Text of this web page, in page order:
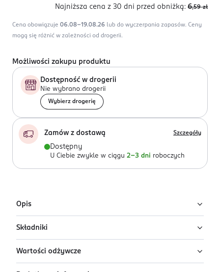
Najniższa cena z 30 dni przed obniżką: 6,59 zł
Cena obowiązuje 06.08-19.08.26 lub do wyczerpania zapasów. Ceny
mogą się różnić w zależności od drogerii.
Możliwości zakupu produktu
Dostępność w drogerii
Nie wybrano drogerii
Wybierz drogerię
Zamów z dostawą Szczegóły
Dostępny
U Ciebie zwykle w ciągu 2-3 dni roboczych
Opis
Wołowinka po staropolsku z kaszą. Czy wiesz, że… twój
maluch ma 2 razy więcej kubków smakowych niż
dorosły? Wykorzystaj dobrze czas jego wyjątkowej
wrażliwości na smaki. Jeśli we wczesnym dzieciństwie
Składniki
woda, marchew (25%), odtworzony przecier
pomidorowy (16,8%), pietruszka, mięso wołowe (8%),
Wartości odżywcze